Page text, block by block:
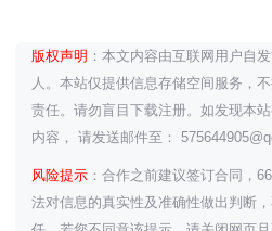
版权声明 ：本文内容由互联网用户自
人。本站仅提供信息存储空间服务，
责任。请勿盲目下载注册。如发现本
内容， 请发送邮件至：
风险提示 ：合作之前建议签订合同，
法对信息的真实性及准确性做出判断